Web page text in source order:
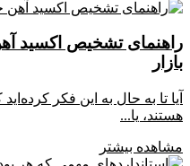
راهنمای تشخیص اکسید
بازار
آیا تا به حال به این فکر
هستند، یا...
مشاهده بیشتر